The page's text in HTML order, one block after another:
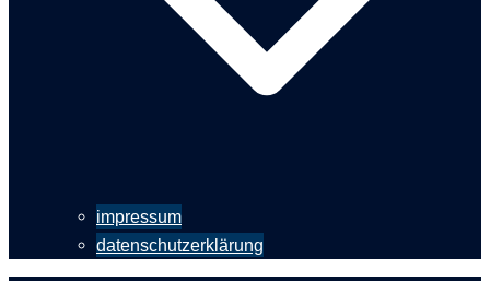
impressum
datenschutzerklärung